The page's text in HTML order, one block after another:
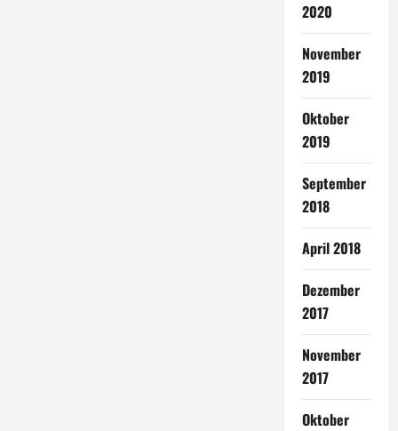
2020
November
2019
Oktober
2019
September
2018
April 2018
Dezember
2017
November
2017
Oktober